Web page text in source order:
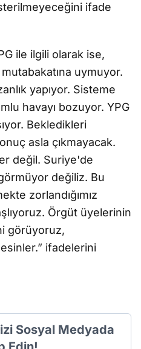
ifade
ile ilgili olarak ise,
uymuyor.
yapıyor. Sisteme
havayı bozuyor. YPG
Bekledikleri
asla çıkmayacak.
değil. Suriye'de
değiliz. Bu
zorlandığımız
Örgüt üyelerinin
görüyoruz,
ifadelerini
Sosyal Medyada